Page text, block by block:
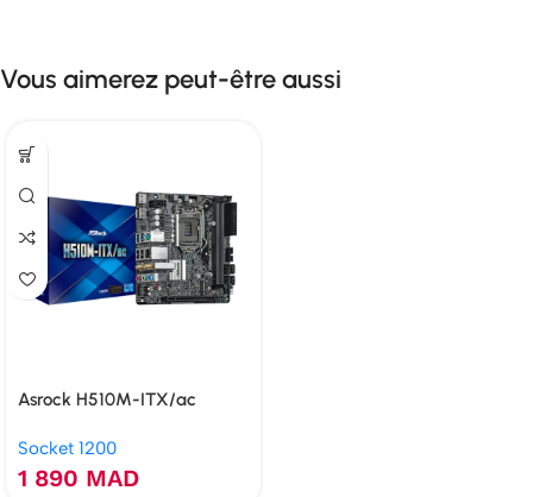
Vous aimerez peut-être aussi
Asrock H510M-ITX/ac
Socket 1200
1 890 MAD